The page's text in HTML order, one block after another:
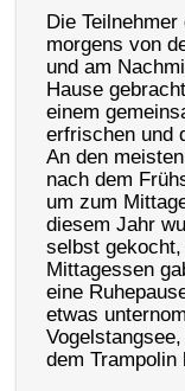
Die
morgens von
und am
Hause
einem
erfrischen und
An den
nach dem
um zum
diesem Jahr
selbst
Mittagessen
eine
etwas
dem Trampolin